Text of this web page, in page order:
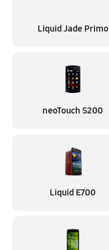
Liquid Jade Primo
neoTouch S200
Liquid E700